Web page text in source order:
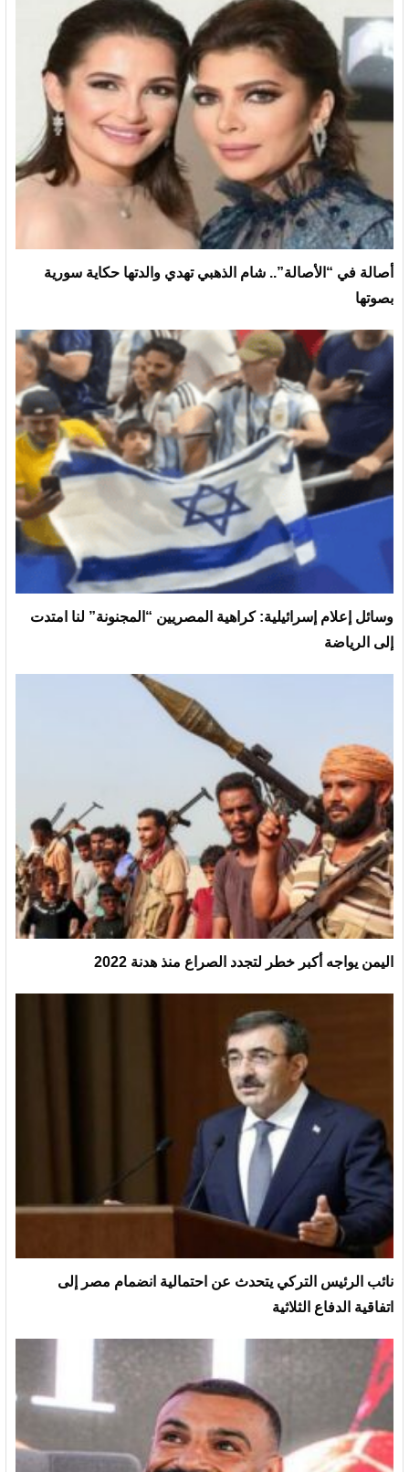
أصالة في “الأصالة”.. شام الذهبي تهدي والدتها حكاية سورية
بصوتها
وسائل إعلام إسرائيلية: كراهية المصريين “المجنونة” لنا امتدت
إلى الرياضة
اليمن يواجه أكبر خطر لتجدد الصراع منذ هدنة 2022
نائب الرئيس التركي يتحدث عن احتمالية انضمام مصر إلى
اتفاقية الدفاع الثلاثية